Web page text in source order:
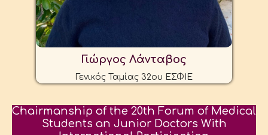
Γιώργος Λάνταβος
Γενικός Ταμίας 32ου ΕΣΦΙΕ
Chairmanship of the 20th Forum of Medical
Students an Junior Doctors With